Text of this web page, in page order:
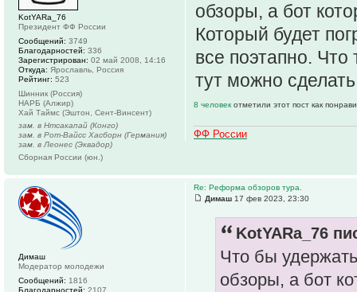
обзоры, а бот
Который будет
все поэтапно. Что
тут можно сделать
8 человек отметили этот пост как
ФФ России
KotYARa_76
Президент ФФ России
Сообщений: 3749
Благодарностей: 336
Зарегистрирован: 02 май 2008, 14:16
Откуда: Ярославль, Россия
Рейтинг: 523
Шинник (Россия)
НАРБ (Алжир)
Хай Таймс (Эштон, Сент-Винсент)
зам. в Нтсакапай (Конго)
зам. в Рот-Вайсс Хасборн (Германия)
зам. в Леонес (Эквадор)
Сборная России (юн.)
Re: Реформа обзоров тура.
Димаш 17 фев 2023, 23:30
KotYARa_76
Что бы
обзоры, а бот
Димаш
Модератор молодежи
Сообщений: 1816
Благодарностей: 2107